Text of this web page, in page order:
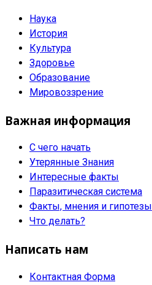
Наука
История
Культура
Здоровье
Образование
Мировоззрение
Важная информация
С чего начать
Утерянные Знания
Интересные факты
Паразитическая система
Факты, мнения и гипотезы
Что делать?
Написать нам
Контактная Форма